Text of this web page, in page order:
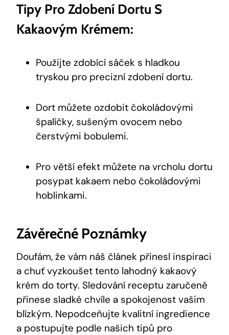
Tipy⁣ Pro Zdobení Dortu S
Kakaovým Krémem:
Použijte ⁣zdobící sáček s hladkou
tryskou pro precizní zdobení dortu.
Dort můžete ozdobit⁣ čokoládovými
špalíčky, sušeným ovocem nebo
čerstvými bobulemi.
Pro ⁢větší efekt můžete na⁣ vrcholu dortu
posypat kakaem nebo čokoládovými
hoblinkami.
Závěrečné Poznámky
Doufám, že vám náš článek přinesl ⁢inspiraci
a chuť vyzkoušet tento lahodný kakaový
krém ‍do torty. Sledování ⁢receptu zaručeně
přinese sladké⁤ chvíle a⁢ spokojenost vašim
blízkým. Nepodceňujte kvalitní ingredience
⁤a postupujte‍ podle​ našich tipů pro​